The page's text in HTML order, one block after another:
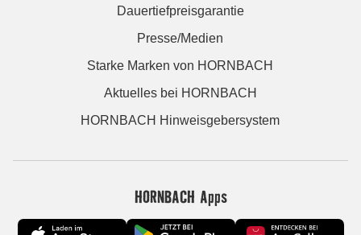
Dauertiefpreisgarantie
Presse/Medien
Starke Marken von HORNBACH
Aktuelles bei HORNBACH
HORNBACH Hinweisgebersystem
HORNBACH Apps